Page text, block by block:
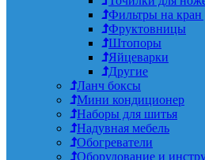
Фильтры на кран
Фруктовницы
Штопоры
Яйцеварки
Другие
Ланч боксы
Мини кондиционер
Наборы для шитья
Надувная мебель
Обогреватели
Оборудование и